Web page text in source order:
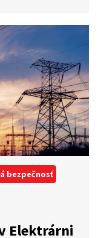
bezpečnosť
Elektrárni